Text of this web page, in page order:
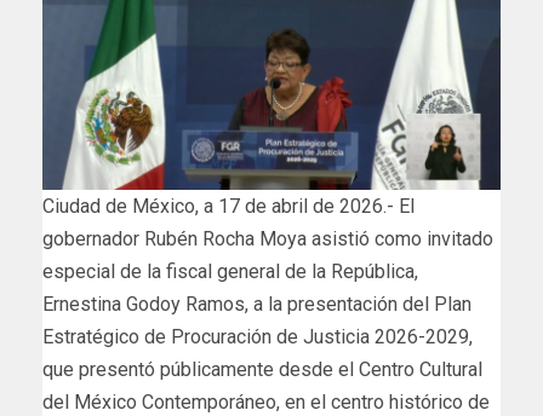
Ciudad de México, a 17 de abril de 2026.- El
gobernador Rubén Rocha Moya asistió como invitado
especial de la fiscal general de la República,
Ernestina Godoy Ramos, a la presentación del Plan
Estratégico de Procuración de Justicia 2026-2029,
que presentó públicamente desde el Centro Cultural
del México Contemporáneo, en el centro histórico de